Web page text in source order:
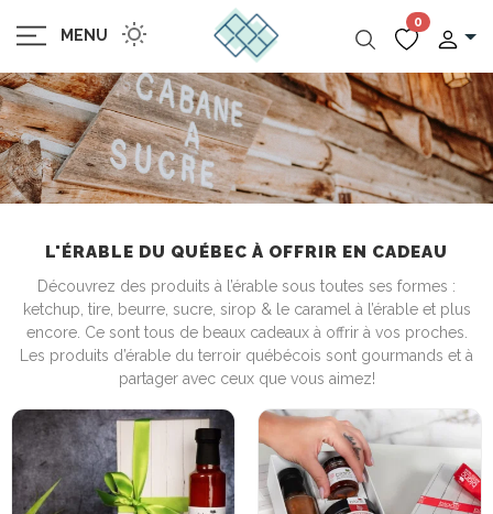
MENU
0
L'ÉRABLE DU QUÉBEC À OFFRIR EN CADEAU
Découvrez des produits à l’érable sous toutes ses formes :
ketchup, tire, beurre, sucre, sirop & le caramel à l’érable et plus
encore. Ce sont tous de beaux cadeaux à offrir à vos proches.
Les produits d’érable du terroir québécois sont gourmands et à
partager avec ceux que vous aimez!